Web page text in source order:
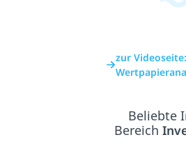
zur
Beliebte
Bereich